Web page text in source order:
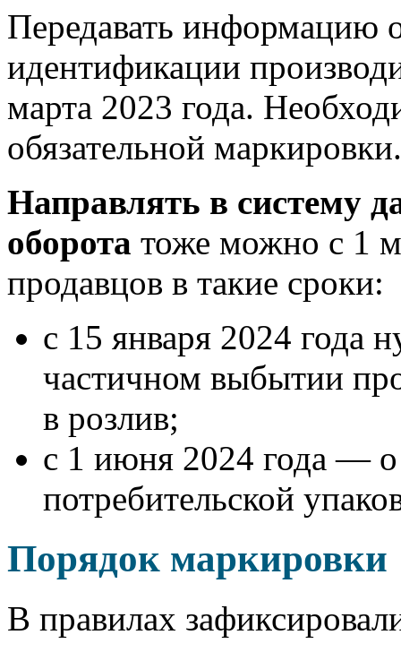
Передавать информацию
идентификации
марта 2023 года.
обязательной маркировки.
Направлять в систему
оборота тоже можно с 1
продавцов в такие сроки:
с 15 января 2024 года
частичном выбытии
в розлив;
с 1 июня 2024 года — о
потребительской
Порядок маркировки
В правилах